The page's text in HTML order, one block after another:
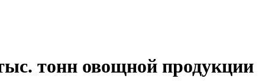
тонн овощной продукции